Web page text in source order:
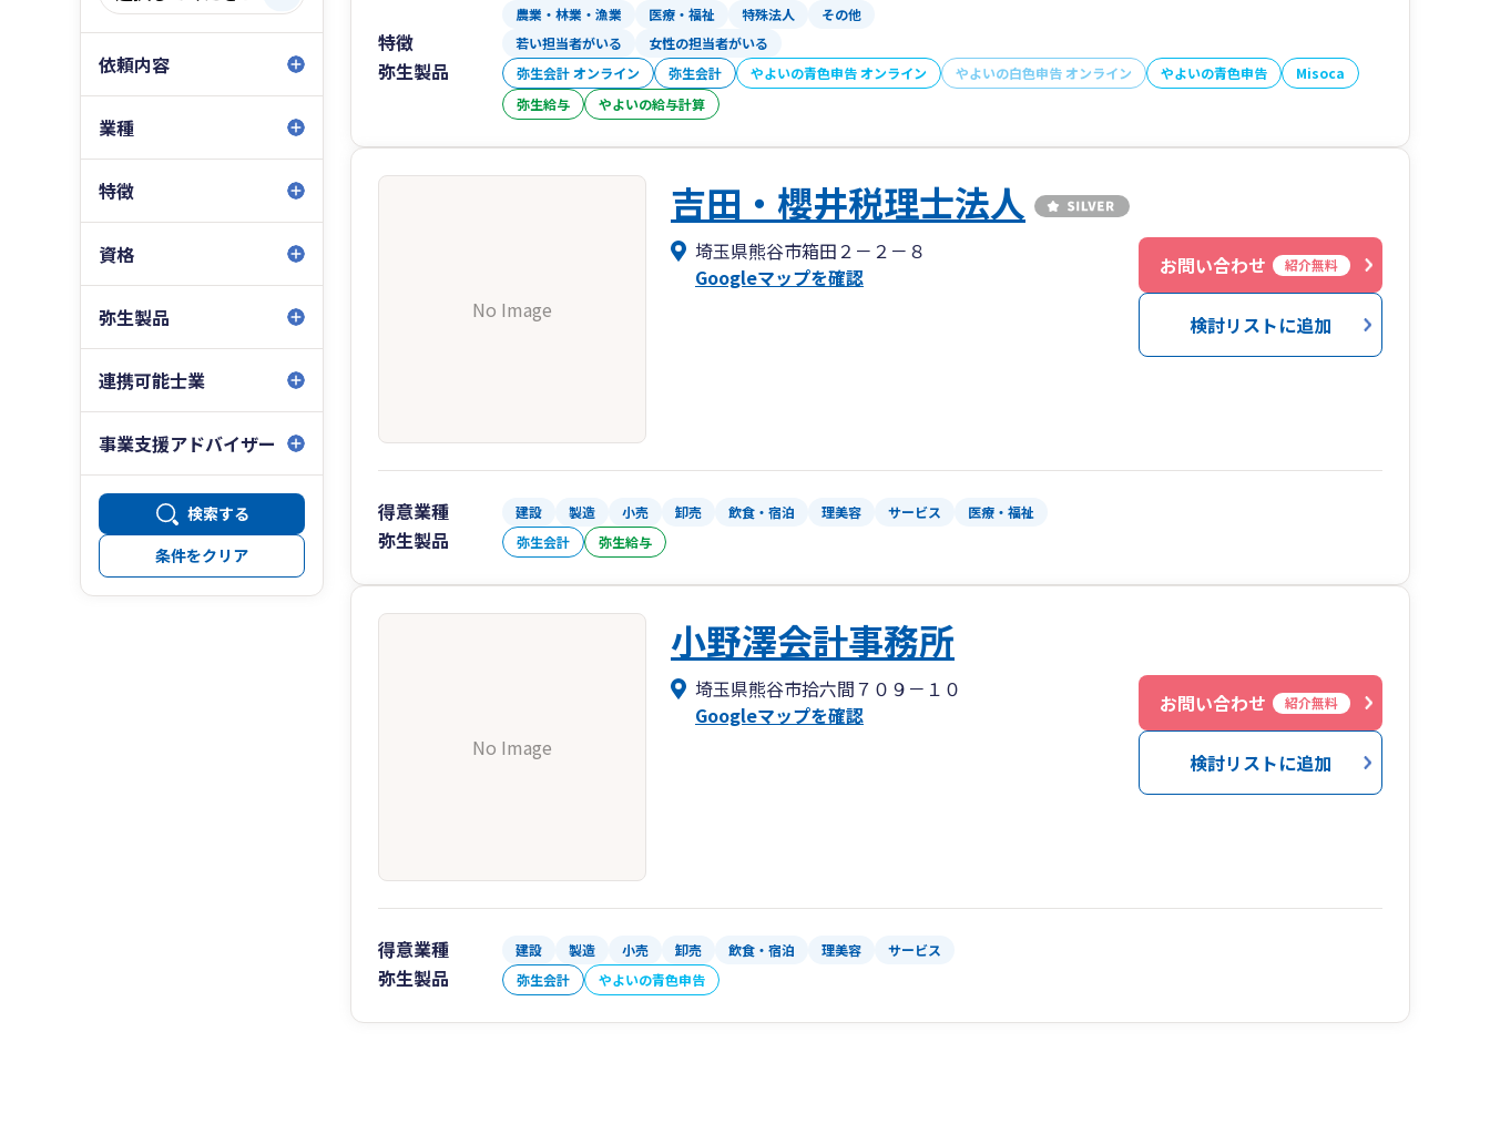
依頼内容
業種
特徴
資格
弥生製品
連携可能士業
事業支援アドバイザー
検索する
条件をクリア
農業・林業・漁業
医療・福祉 特殊法人 その他
特徴 若い担当者がいる 女性の担当者がいる
弥生製品 弥生会計 オンライン 弥生会計 やよいの青色申告 オンライン やよいの白色申告 オンライン やよいの青色申告
Misoca
弥生給与
やよいの給与計算
No Image
吉田・櫻井税理士法人
埼玉県熊谷市箱田２－２－８
Googleマップを確認
お問い合わせ 紹介無料
検討リストに追加
得意業種 建設 製造 小売 卸売 飲食・宿泊 理美容 サービス 医療・福祉
弥生製品 弥生会計 弥生給与
No Image
小野澤会計事務所
埼玉県熊谷市拾六間７０９－１０
Googleマップを確認
お問い合わせ 紹介無料
検討リストに追加
得意業種 建設 製造 小売 卸売 飲食・宿泊 理美容 サービス
弥生製品 弥生会計 やよいの青色申告